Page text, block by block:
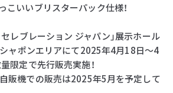
こいいブリスターパック仕様！
セレブレーション ジャパン」展示ホール
ャポンエリアにて2025年4月18日～4
限定で先行販売実施！
販機での販売は2025年5月を予定して